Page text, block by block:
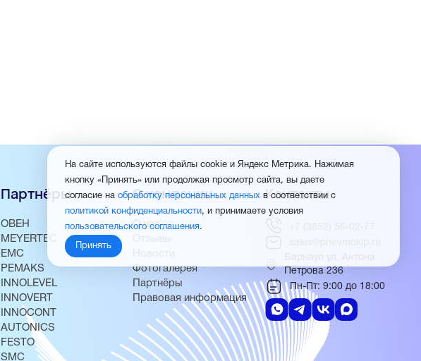
Партнёры
ОВЕН
MEYERTEC
EMC
PEMAKS
INNOLEVEL
INNOVERT
INNOCONT
AUTONICS
FESTO
SMC
О компании
О нас
Отзывы
Новости
Фотогалерея
Партнёры
Правовая информация
Контакты
+7 (3852) 56-02-77
sales@pnevmokip.ru
Барнаул ул. Антона
Петрова 236
Пн-Пт: 9:00 до 18:00
На сайте используются файлы cookie и Яндекс Метрика. Нажимая
кнопку «Принять» или продолжая просмотр сайта, вы даете
согласие на обработку персональных данных в соответствии с
политикой конфиденциальности, и принимаете условия
пользовательского соглашения.
Принять